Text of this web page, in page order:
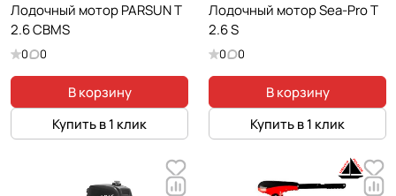
Лодочный мотор PARSUN T
2.6 CBMS
0 0
В корзину
Купить в 1 клик
Лодочный мотор Sea-Pro T
2.6 S
0 0
В корзину
Купить в 1 клик